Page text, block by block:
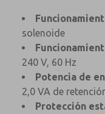
solenoide
240 V, 60 Hz
Potencia de
2,0 VA de
Protección